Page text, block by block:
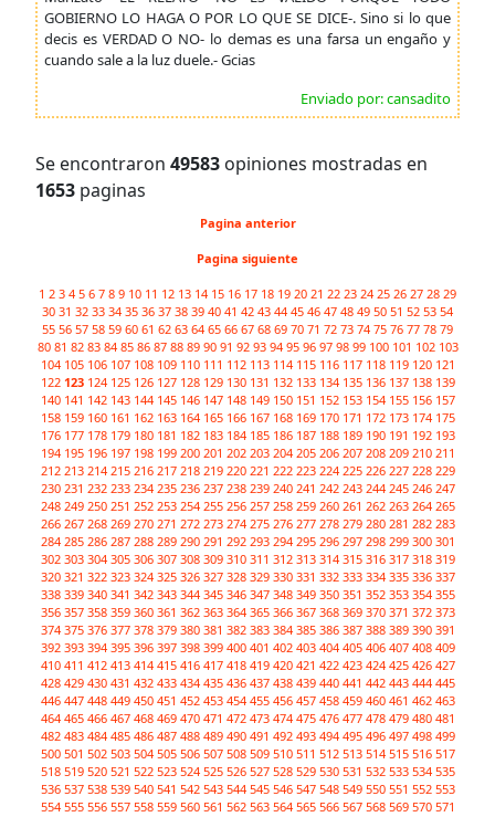
GOBIERNO LO HAGA O POR LO QUE SE DICE-. Sino si lo que
decis es VERDAD O NO- lo demas es una farsa un engaño y
cuando sale a la luz duele.- Gcias
Enviado por: cansadito
Se encontraron 49583 opiniones mostradas en
1653 paginas
Pagina anterior
Pagina siguiente
1 2 3 4 5 6 7 8 9 10 11 12 13 14 15 16 17 18 19 20 21 22 23 24 25 26 27 28 29
30 31 32 33 34 35 36 37 38 39 40 41 42 43 44 45 46 47 48 49 50 51 52 53 54
55 56 57 58 59 60 61 62 63 64 65 66 67 68 69 70 71 72 73 74 75 76 77 78 79
80 81 82 83 84 85 86 87 88 89 90 91 92 93 94 95 96 97 98 99 100 101 102 103
104 105 106 107 108 109 110 111 112 113 114 115 116 117 118 119 120 121
122 123 124 125 126 127 128 129 130 131 132 133 134 135 136 137 138 139
140 141 142 143 144 145 146 147 148 149 150 151 152 153 154 155 156 157
158 159 160 161 162 163 164 165 166 167 168 169 170 171 172 173 174 175
176 177 178 179 180 181 182 183 184 185 186 187 188 189 190 191 192 193
194 195 196 197 198 199 200 201 202 203 204 205 206 207 208 209 210 211
212 213 214 215 216 217 218 219 220 221 222 223 224 225 226 227 228 229
230 231 232 233 234 235 236 237 238 239 240 241 242 243 244 245 246 247
248 249 250 251 252 253 254 255 256 257 258 259 260 261 262 263 264 265
266 267 268 269 270 271 272 273 274 275 276 277 278 279 280 281 282 283
284 285 286 287 288 289 290 291 292 293 294 295 296 297 298 299 300 301
302 303 304 305 306 307 308 309 310 311 312 313 314 315 316 317 318 319
320 321 322 323 324 325 326 327 328 329 330 331 332 333 334 335 336 337
338 339 340 341 342 343 344 345 346 347 348 349 350 351 352 353 354 355
356 357 358 359 360 361 362 363 364 365 366 367 368 369 370 371 372 373
374 375 376 377 378 379 380 381 382 383 384 385 386 387 388 389 390 391
392 393 394 395 396 397 398 399 400 401 402 403 404 405 406 407 408 409
410 411 412 413 414 415 416 417 418 419 420 421 422 423 424 425 426 427
428 429 430 431 432 433 434 435 436 437 438 439 440 441 442 443 444 445
446 447 448 449 450 451 452 453 454 455 456 457 458 459 460 461 462 463
464 465 466 467 468 469 470 471 472 473 474 475 476 477 478 479 480 481
482 483 484 485 486 487 488 489 490 491 492 493 494 495 496 497 498 499
500 501 502 503 504 505 506 507 508 509 510 511 512 513 514 515 516 517
518 519 520 521 522 523 524 525 526 527 528 529 530 531 532 533 534 535
536 537 538 539 540 541 542 543 544 545 546 547 548 549 550 551 552 553
554 555 556 557 558 559 560 561 562 563 564 565 566 567 568 569 570 571